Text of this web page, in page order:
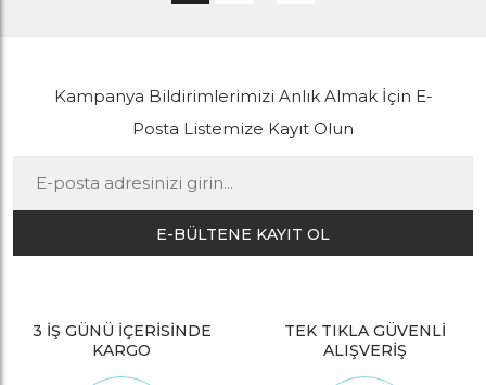
Kampanya Bildirimlerimizi Anlık Almak İçin E-
Posta Listemize Kayıt Olun
E-BÜLTENE KAYIT OL
3 İŞ GÜNÜ İÇERİSİNDE
KARGO
TEK TIKLA GÜVENLİ
ALIŞVERİŞ